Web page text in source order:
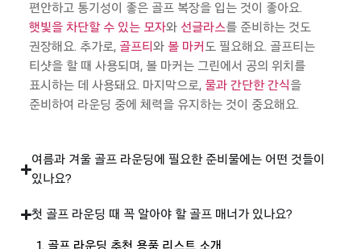
편안하고 통기성이 좋은 골프 복장을 입는 것이 좋아요.
햇빛을 차단할 수 있는 모자와 선글라스를 준비하는 것도
권장해요. 추가로, 골프티 와 볼 마커 도 필요해요. 골프티 는
티샷을 할 때 사용되며, 볼 마커는 그린에서 공의 위치를
표시하는 데 사용돼요. 마지막으로, 물과 간단한 간식을
준비하여 라운딩 중에 체력을 유지하는 것이 중요해요.
여름과 겨울 골프 라운딩에 필요한 준비물에는 어떤 것들이
있나요?
첫 골프 라운딩 때 꼭 알아야 할 골프 매너가 있나요?
1. 골프 라운딩 추천 용품 리스트 소개